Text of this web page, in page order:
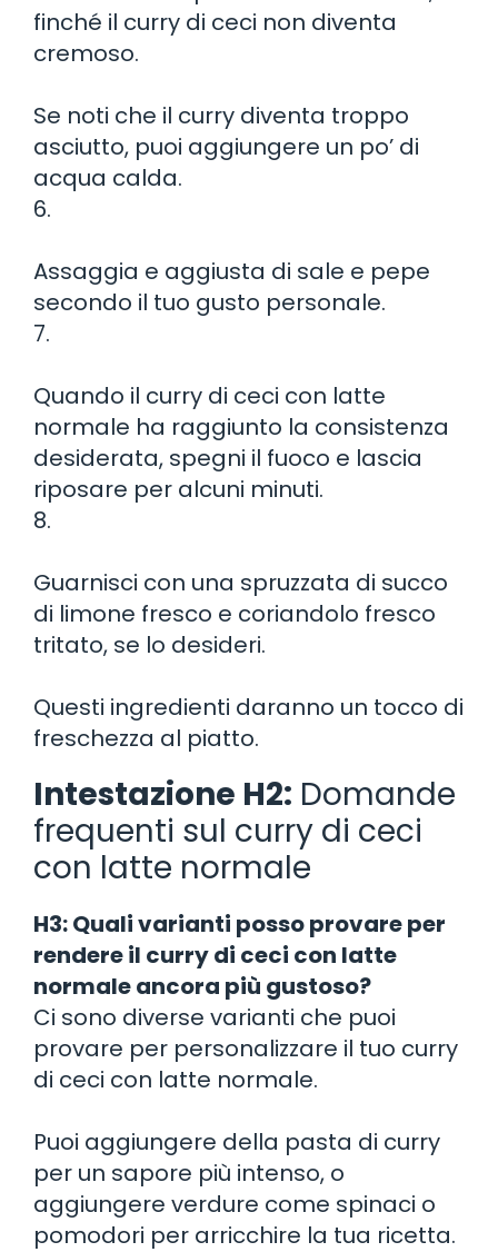
finché il curry di ceci non diventa
cremoso.
Se noti che il curry diventa troppo
asciutto, puoi aggiungere un po’ di
acqua calda.
6.
Assaggia e aggiusta di sale e pepe
secondo il tuo gusto personale.
7.
Quando il curry di ceci con latte
normale ha raggiunto la consistenza
desiderata, spegni il fuoco e lascia
riposare per alcuni minuti.
8.
Guarnisci con una spruzzata di succo
di limone fresco e coriandolo fresco
tritato, se lo desideri.
Questi ingredienti daranno un tocco di
freschezza al piatto.
Intestazione H2: Domande
frequenti sul curry di ceci
con latte normale
H3: Quali varianti posso provare per
rendere il curry di ceci con latte
normale ancora più gustoso?
Ci sono diverse varianti che puoi
provare per personalizzare il tuo curry
di ceci con latte normale.
Puoi aggiungere della pasta di curry
per un sapore più intenso, o
aggiungere verdure come spinaci o
pomodori per arricchire la tua ricetta.